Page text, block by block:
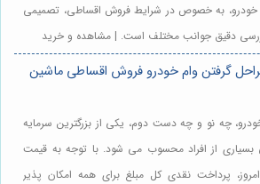
خودرو، به خصوص در شرایط فروش اقساطی، تصمیمی
دقیق جوانب مختلف است. | مشاهده و خرید
گرفتن وام خودرو فروش اقساطی ماشین
چه نو و چه دست دوم، یکی از بزرگترین سرمایه
بسیاری از افراد محسوب می شود. با توجه به قیمت
امروز، پرداخت نقدی کل مبلغ برای همه امکان پذیر